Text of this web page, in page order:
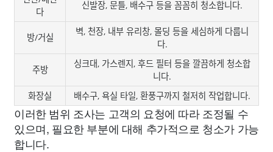
다
신발장, 문틀, 배수구 등을 꼼꼼히 청소합니다.
방/거실
벽, 천장, 내부 유리창, 몰딩 등을 세심하게 다룹니
다.
주방
싱크대, 가스렌지, 후드 필터 등을 깔끔하게 청소합
니다.
화장실
배수구, 욕실 타일, 환풍구까지 철저히 작업합니다.
이러한 범위 조사는 고객의 요청에 따라 조정될 수
있으며, 필요한 부분에 대해 추가적으로 청소가 가능
합니다.